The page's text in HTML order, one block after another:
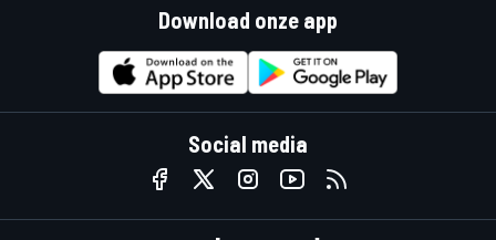
Download onze app
Social media